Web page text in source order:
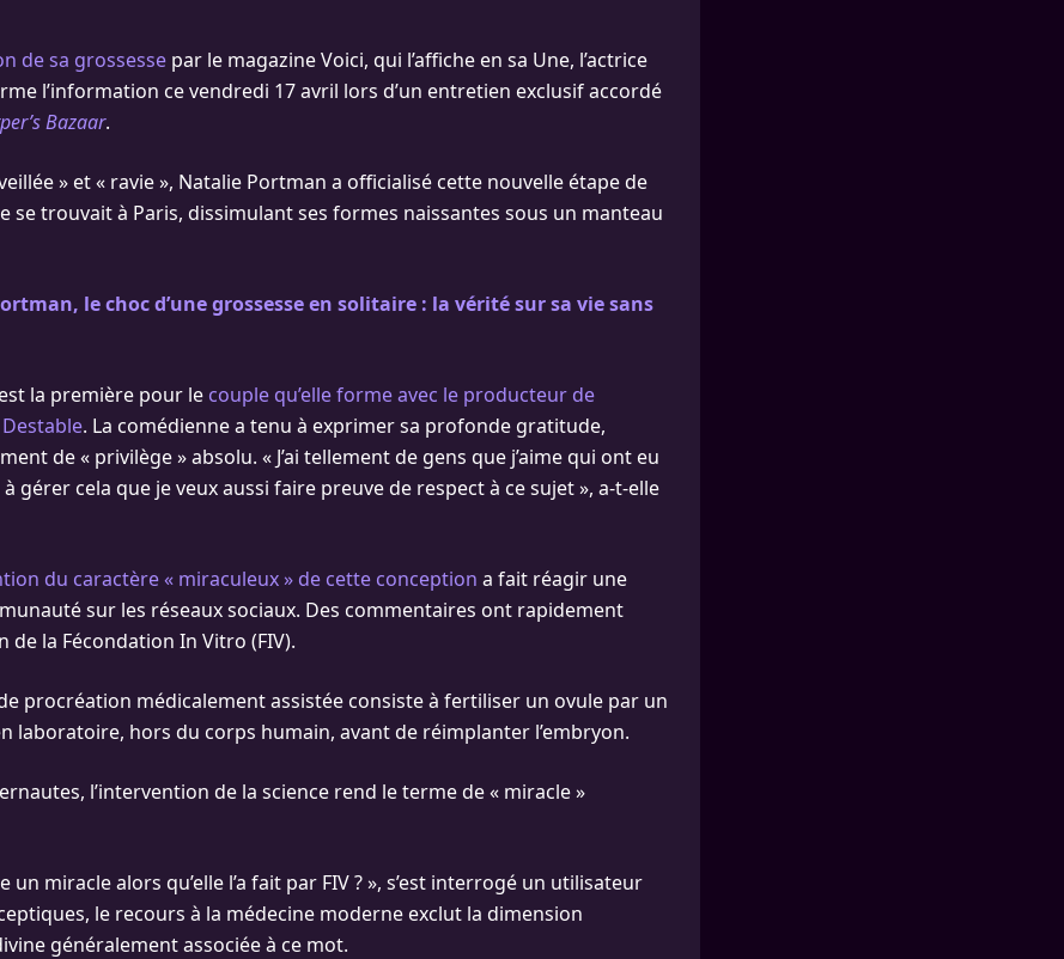
de sa grossesse par le magazine Voici, qui l’affiche en sa Une, l’actrice
l’information ce vendredi 17 avril lors d’un entretien exclusif accordé
Bazaar.
» et « ravie », Natalie Portman a officialisé cette nouvelle étape de
se trouvait à Paris, dissimulant ses formes naissantes sous un manteau
le choc d’une grossesse en solitaire : la vérité sur sa vie sans
la première pour le couple qu’elle forme avec le producteur de
. La comédienne a tenu à exprimer sa profonde gratitude,
de « privilège » absolu. « J’ai tellement de gens que j’aime qui ont eu
gérer cela que je veux aussi faire preuve de respect à ce sujet », a-t-elle
du caractère « miraculeux » de cette conception a fait réagir une
sur les réseaux sociaux. Des commentaires ont rapidement
de la Fécondation In Vitro (FIV).
procréation médicalement assistée consiste à fertiliser un ovule par un
laboratoire, hors du corps humain, avant de réimplanter l’embryon.
l’intervention de la science rend le terme de « miracle »
un miracle alors qu’elle l’a fait par FIV ? », s’est interrogé un utilisateur
le recours à la médecine moderne exclut la dimension
généralement associée à ce mot.